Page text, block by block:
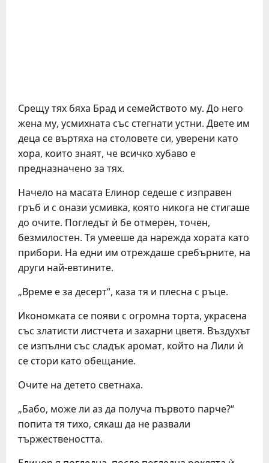
Срещу тях бяха Брад и семейството му. До него
жена му, усмихната със стегнати устни. Двете им
деца се въртяха на столовете си, уверени като
хора, които знаят, че всичко хубаво е
предназначено за тях.
Начело на масата Елинор седеше с изправен
гръб и с онази усмивка, която никога не стигаше
до очите. Погледът ѝ бе отмерен, точен,
безмилостен. Тя умееше да нарежда хората като
прибори. На едни им отреждаше сребърните, на
други най-евтините.
„Време е за десерт“, каза тя и плесна с ръце.
Икономката се появи с огромна торта, украсена
със златисти листчета и захарни цветя. Въздухът
се изпълни със сладък аромат, който на Лили ѝ
се стори като обещание.
Очите на детето светнаха.
„Бабо, може ли аз да получа първото парче?“
попита тя тихо, сякаш да не развали
тържествеността.